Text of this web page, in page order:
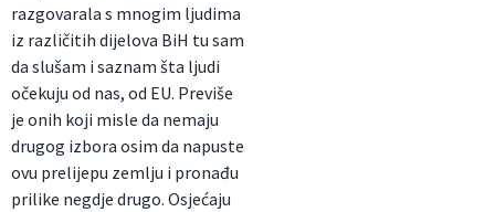
razgovarala s mnogim ljudima
iz različitih dijelova BiH tu sam
da slušam i saznam šta ljudi
očekuju od nas, od EU. Previše
je onih koji misle da nemaju
drugog izbora osim da napuste
ovu prelijepu zemlju i pronađu
prilike negdje drugo. Osjećaju